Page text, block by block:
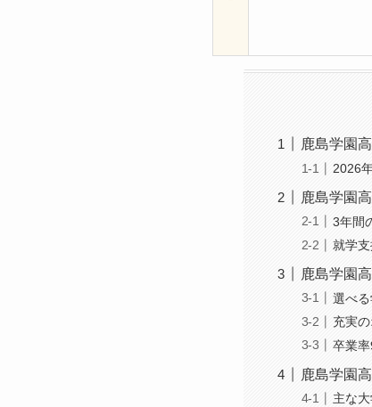
鹿島学園
2026
鹿島学園
3年間
就学
鹿島学園
選べ
充実
卒業
鹿島学園
主な